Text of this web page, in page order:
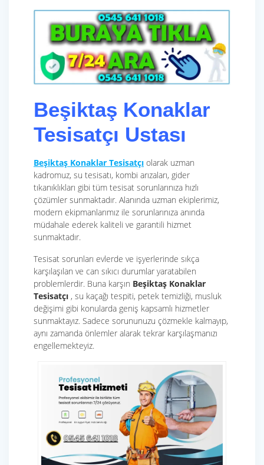
Beşiktaş Konaklar
Tesisatçı Ustası
Beşiktaş Konaklar Tesisatçı olarak uzman
kadromuz, su tesisatı, kombi arızaları, gider
tıkanıklıkları gibi tüm tesisat sorunlarınıza hızlı
çözümler sunmaktadır. Alanında uzman ekiplerimiz,
modern ekipmanlarımız ile sorunlarınıza anında
müdahale ederek kaliteli ve garantili hizmet
sunmaktadır.
Tesisat sorunları evlerde ve işyerlerinde sıkça
karşılaşılan ve can sıkıcı durumlar yaratabilen
problemlerdir. Buna karşın Beşiktaş Konaklar
Tesisatçı , su kaçağı tespiti, petek temizliği, musluk
değişimi gibi konularda geniş kapsamlı hizmetler
sunmaktayız. Sadece sorununuzu çözmekle kalmayıp,
aynı zamanda önlemler alarak tekrar karşılaşmanızı
engellemekteyiz.